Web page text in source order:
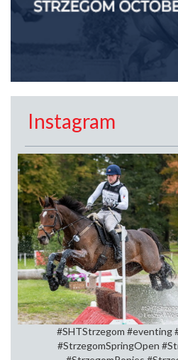
Instagram
#SHTStrzegom #eventing
#StrzegomSpringOpen⁠